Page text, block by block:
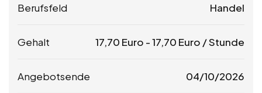
Berufsfeld Handel
Gehalt 17,70 Euro -17,70 Euro / Stunde
Angebotsende 04/10/2026